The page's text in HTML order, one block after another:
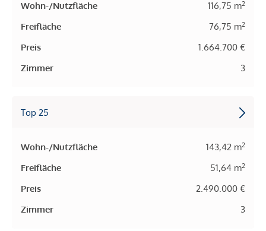
Wohn-/Nutzfläche 116,75 m2
Freifläche 76,75 m2
Preis
1.664.700 €
Zimmer
3
Top 25
Wohn-/Nutzfläche 143,42 m2
Freifläche 51,64 m2
Preis
2.490.000 €
Zimmer
3